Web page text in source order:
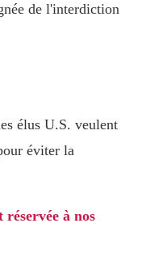
de l'interdiction
élus U.S. veulent
éviter la
à nos